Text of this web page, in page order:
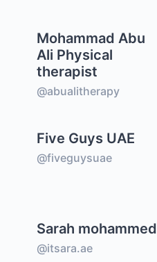
Mohammad Abu
Ali Physical
therapist
@abualitherapy
Five Guys UAE
@fiveguysuae
Sarah mohammed
@itsara.ae